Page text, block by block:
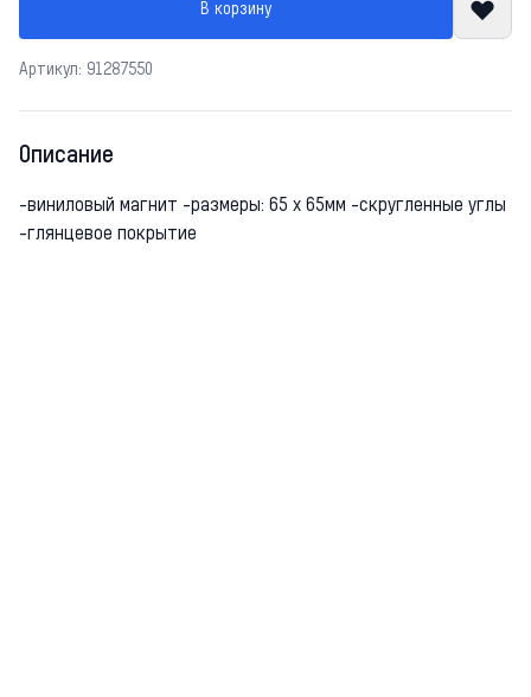
В корзину
Артикул: 91287550
Описание
-виниловый магнит -размеры: 65 х 65мм -скругленные углы
-глянцевое покрытие